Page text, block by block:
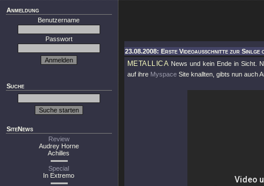
Anmeldung
Benutzername
Passwort
Suche
SiteNews
Review
Audrey Horne
Achilles
Special
In Extremo
23.08.2008: Erste Videoausschnitte zur Sinlge
METALLICA News und kein Ende in Sicht.
auf ihre Myspace Site knallten, gibts nun auch